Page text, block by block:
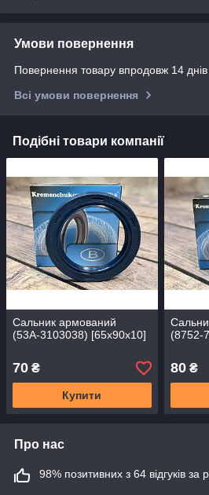
Умови повернення
Повернення товару впродовж 14
Всі умови повернення
Подібні товари компанії
Сальник армований
(53А-3103038) [65х90х10]
70 ₴
Купити
(8752-
80₴
Про нас
98% позитивних з 64 відгуків за